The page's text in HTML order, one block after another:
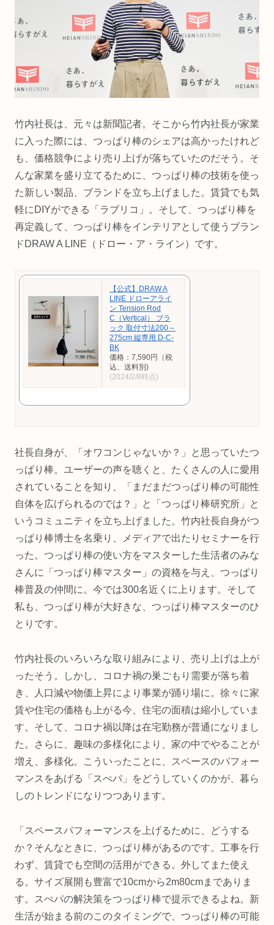
竹内社長は、元々は新聞記者。そこから竹内社長が家業
に入った際には、つっぱり棒のシェアは高かったけれど
も、価格競争により売り上げが落ちていたのだそう。そ
んな家業を盛り立てるために、つっぱり棒の技術を使っ
た新しい製品、ブランドを立ち上げました。賃貸でも気
軽にDIYができる「ラブリコ」。そして、つっぱり棒を
再定義して、つっぱり棒をインテリアとして使うブラン
ドDRAW A LINE（ドロー・ア・ライン）です。
【公式】DRAW A
LINE ドローアライ
ン Tension Rod
C（Vertical） ブラ
ック 取付寸法200～
275cm 縦専用 D-C-
BK
価格：7,590円（税
込、送料別)
(2024/2/8時点)
社長自身が、「オワコンじゃないか？」と思っていたつ
っぱり棒。ユーザーの声を聴くと、たくさんの人に愛用
されていることを知り、「まだまだつっぱり棒の可能性
自体を広げられるのでは？」と「つっぱり棒研究所」と
いうコミュニティを立ち上げました。竹内社長自身がつ
っぱり棒博士を名乗り、メディアで出たりセミナーを行
った。つっぱり棒の使い方をマスターした生活者のみな
さんに「つっぱり棒マスター」の資格を与え、つっぱり
棒普及の仲間に。今では300名近くに上ります。そして
私も、つっぱり棒が大好きな、つっぱり棒マスターのひ
とりです。
竹内社長のいろいろな取り組みにより、売り上げは上が
ったそう。しかし、コロナ禍の巣ごもり需要が落ち着
き、人口減や物価上昇により事業が踊り場に。徐々に家
賃や住宅の価格も上がる今、住宅の面積は縮小していま
す。そして、コロナ禍以降は在宅勤務が普通になりまし
た。さらに、趣味の多様化により、家の中でやることが
増え、多様化。こういったことに、スペースのパフォー
マンスをあげる「スぺパ」をどうしていくのかが、暮ら
しのトレンドになりつつあります。
「スペースパフォーマンスを上げるために、どうする
か？そんなときに、つっぱり棒があるのです。工事を行
わず、賃貸でも空間の活用ができる。外してまた使え
る。サイズ展開も豊富で10cmから2m80cmまでありま
す。スぺパの解決策をつっぱり棒で提示できるよね。新
生活が始まる前のこのタイミングで、つっぱり棒の可能